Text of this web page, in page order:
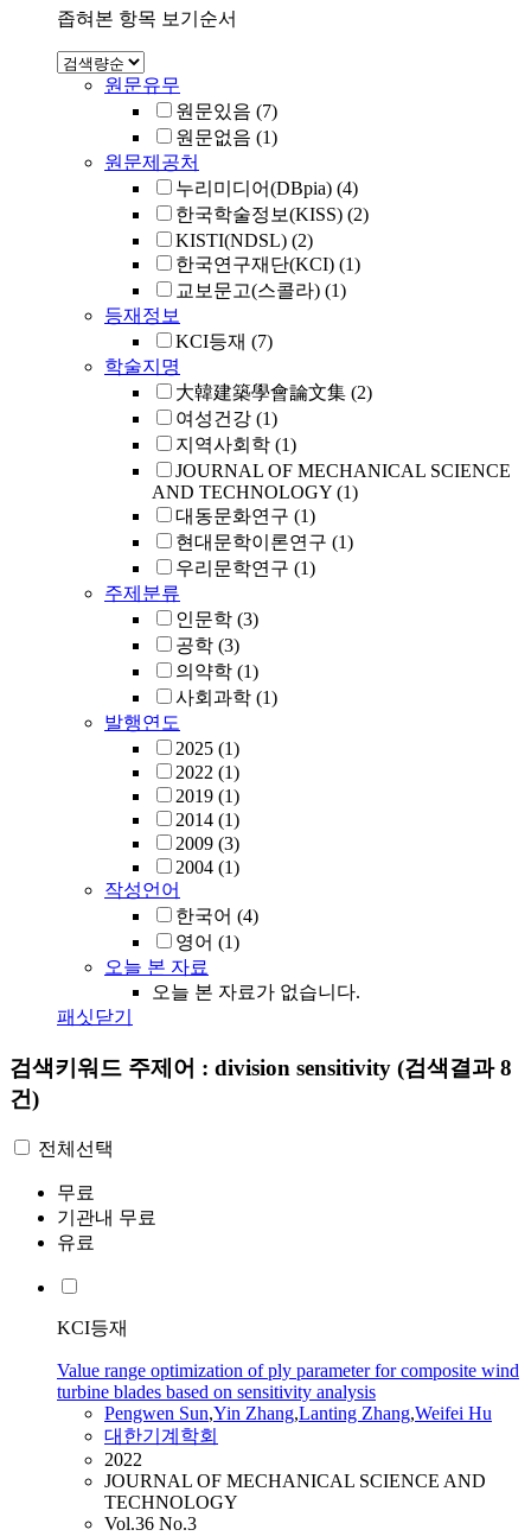
좁혀본 항목 보기순서
원문유무
원문있음 (7)
원문없음 (1)
원문제공처
누리미디어(DBpia) (4)
한국학술정보(KISS) (2)
KISTI(NDSL) (2)
한국연구재단(KCI) (1)
교보문고(스콜라) (1)
등재정보
KCI등재 (7)
학술지명
大韓建築學會論文集 (2)
여성건강 (1)
지역사회학 (1)
JOURNAL OF MECHANICAL SCIENCE
AND TECHNOLOGY (1)
대동문화연구 (1)
현대문학이론연구 (1)
우리문학연구 (1)
주제분류
인문학 (3)
공학 (3)
의약학 (1)
사회과학 (1)
발행연도
2025 (1)
2022 (1)
2019 (1)
2014 (1)
2009 (3)
2004 (1)
작성언어
한국어 (4)
영어 (1)
오늘 본 자료
오늘 본 자료가 없습니다.
패싯닫기
검색키워드 주제어 : division sensitivity (검색결과 8
건)
전체선택
무료
기관내 무료
유료
KCI등재
Value range optimization of ply parameter for composite wind
turbine blades based on sensitivity analysis
Pengwen Sun,Yin Zhang,Lanting Zhang,Weifei Hu
대한기계학회
2022
JOURNAL OF MECHANICAL SCIENCE AND
TECHNOLOGY
Vol.36 No.3